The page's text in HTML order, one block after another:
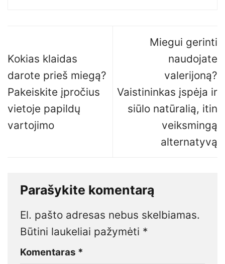
Kokias klaidas
darote prieš miegą?
Pakeiskite įpročius
vietoje papildų
vartojimo
Miegui gerinti
naudojate
valerijoną?
Vaistininkas įspėja ir
siūlo natūralią, itin
veiksmingą
alternatyvą
Parašykite komentarą
El. pašto adresas nebus skelbiamas.
Būtini laukeliai pažymėti *
Komentaras *